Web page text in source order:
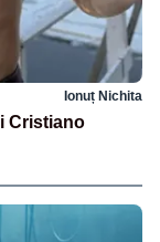
Ionuț Nichita
Cristiano